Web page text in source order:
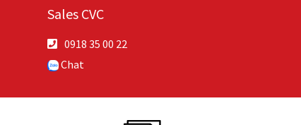
Sales CVC
0918 35 00 22
Chat